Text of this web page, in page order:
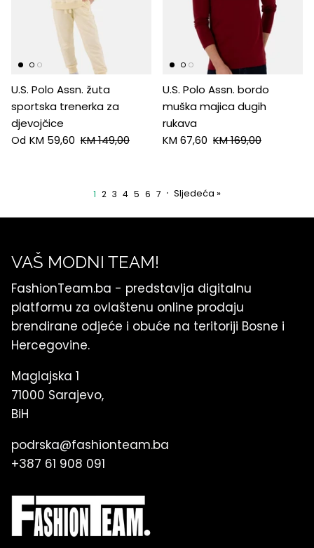
U.S. Polo Assn. žuta
sportska trenerka za
djevojčice
Od KM 59,60 KM 149,00
U.S. Polo Assn. bordo
muška majica dugih
rukava
KM 67,60 KM 169,00
1 2 3 4 5 6 7 · Sljedeća »
VAŠ MODNI TEAM!
FashionTeam.ba - predstavlja digitalnu
platformu za ovlaštenu online prodaju
brendirane odjeće i obuće na teritoriji Bosne i
Hercegovine.
Maglajska 1
71000 Sarajevo,
BiH
podrska@fashionteam.ba
+387 61 908 091